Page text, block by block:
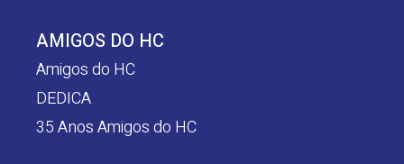
AMIGOS DO HC
Amigos do HC
DEDICA
35 Anos Amigos do HC